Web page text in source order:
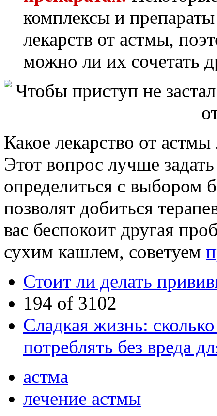
комплексы и
лекарств от астмы,
можно ли их сочетать
Какое лекарство от
Этот вопрос лучше
определиться с выбором
позволят добиться
вас беспокоит другая
сухим кашлем, советуем
Стоит ли делать
194 of 3102
Сладкая жизнь:
потреблять без вреда
астма
лечение астмы